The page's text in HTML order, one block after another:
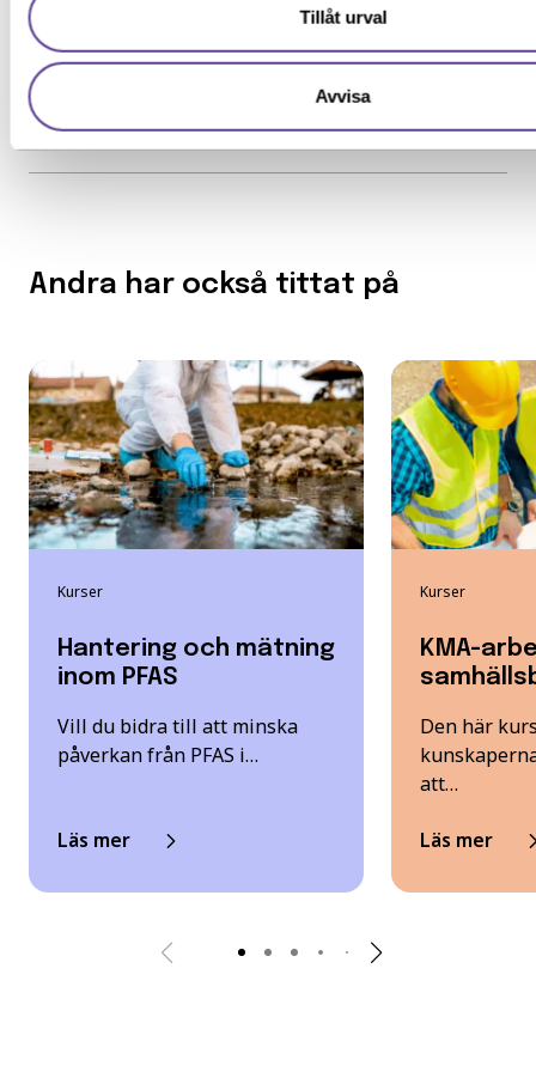
Tillåt urval
Avvisa
Andra har också tittat på
Kurser
Hantering och mätning
inom PFAS
Vill du bidra till att minska
påverkan från PFAS i…
Läs mer
Kurser
KMA-
Den här
att…
Läs mer